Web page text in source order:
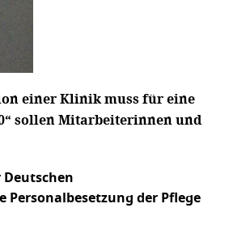
einer Klinik muss für eine
sollen Mitarbeiterinnen und
Personalbesetzung der Pflege